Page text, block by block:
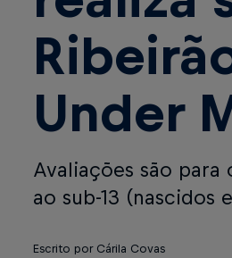
Under
Avaliações são para
ao sub-13 (nascidos
Escrito por Cárila Covas